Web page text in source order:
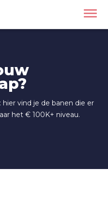
vind je de banen die er
het € 100K+ niveau.